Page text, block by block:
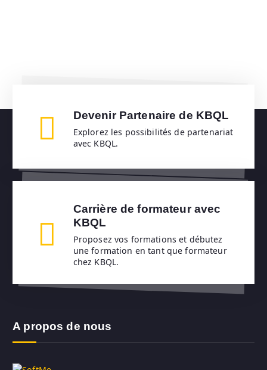
Devenir Partenaire de KBQL
Explorez les possibilités de partenariat
avec KBQL.
Carrière de formateur avec
KBQL
Proposez vos formations et débutez
une formation en tant que formateur
chez KBQL.
A propos de nous